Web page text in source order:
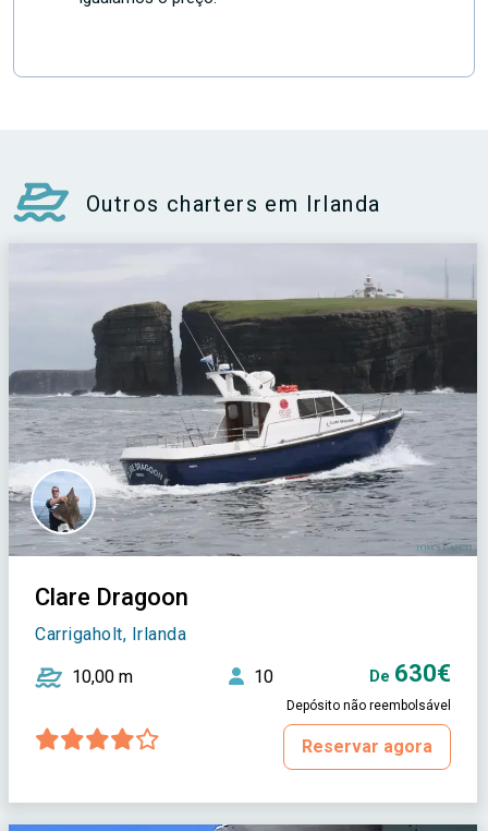
Outros charters em Irlanda
Clare Dragoon
Carrigaholt, Irlanda
10,00 m 10 De 630€
Depósito não reembolsável
Reservar agora